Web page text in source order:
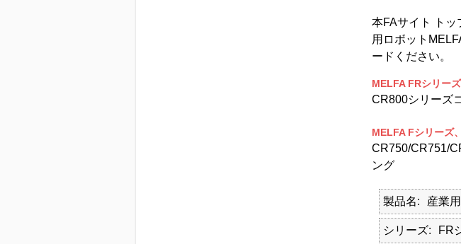
本FAサイト ト
用ロボット
ードください。
MELFA FRシリー
CR800シリーズ
MELFA Fシリーズ
CR750/CR751/
ング
製品名 産業
シリーズ FR